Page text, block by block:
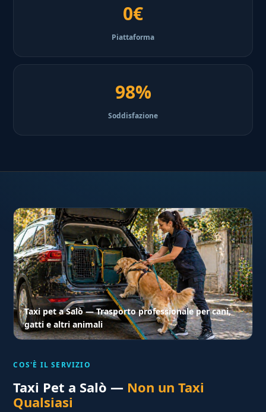
0€
Piattaforma
98%
Soddisfazione
Taxi pet a Salò — Trasporto professionale per cani,
gatti e altri animali
COS'È IL SERVIZIO
Taxi Pet a Salò — Non un Taxi
Qualsiasi